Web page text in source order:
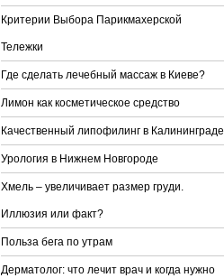
Критерии Выбора Парикмахерской
Тележки
Где сделать лечебный массаж в Киеве?
Лимон как косметическое средство
Качественный липофилинг в Калининграде
Урология в Нижнем Новгороде
Хмель – увеличивает размер груди.
Иллюзия или факт?
Польза бега по утрам
Дерматолог: что лечит врач и когда нужно